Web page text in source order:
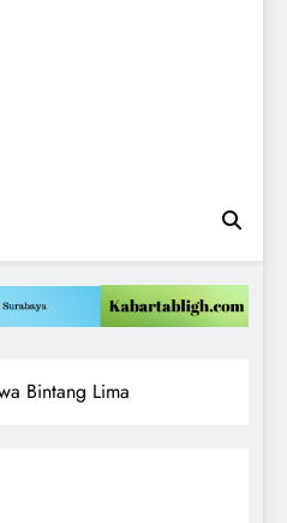
| Mencerahkan
Bintang Lima